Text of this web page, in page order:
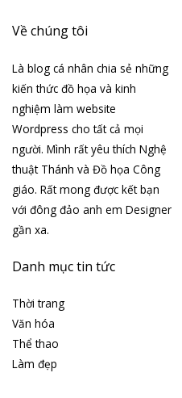
Về chúng tôi
Là blog cá nhân chia sẻ những
kiến thức đồ họa và kinh
nghiệm làm website
Wordpress cho tất cả mọi
người. Mình rất yêu thích Nghệ
thuật Thánh và Đồ họa Công
giáo. Rất mong được kết bạn
với đông đảo anh em Designer
gần xa.
Danh mục tin tức
Thời trang
Văn hóa
Thể thao
Làm đẹp